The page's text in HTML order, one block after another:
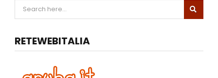
RETEWEBITALIA